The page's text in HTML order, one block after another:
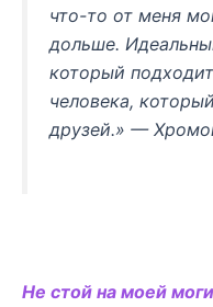
что-то от меня
дольше.
который
человека,
друзей.» —
Не стой на моей